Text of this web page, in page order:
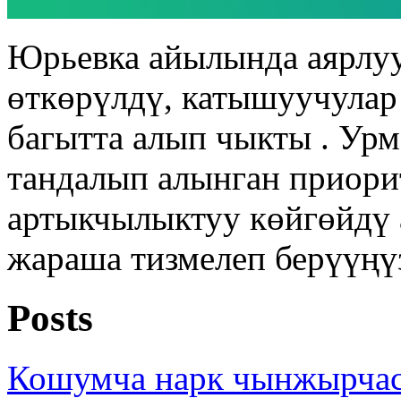
Юрьевка айылында
өткөрүлдү,
багытта алып чыкты .
тандалып алынган
артыкчылыктуу көйгөйдү
жараша тизмелеп
Posts
Кошумча нарк